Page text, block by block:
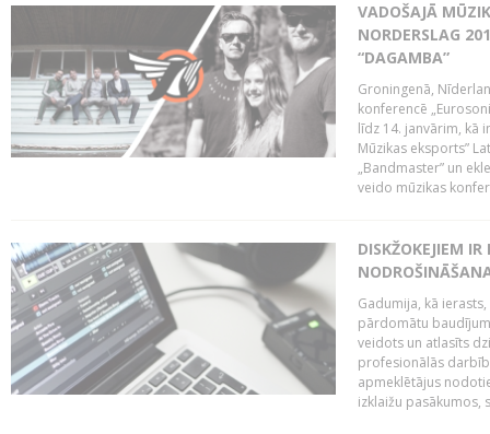
VADOŠAJĀ
NORDERSLAG
“DAGAMBA”
Groningenā,
konferencē
līdz 14. janvārim, kā
Mūzikas eksports”
„Bandmaster” un
veido mūzikas
DISKŽOKEJIEM
Gadumija, kā
pārdomātu
veidots un atlasīts
profesionālās
apmeklētājus
izklaižu pasākumos,